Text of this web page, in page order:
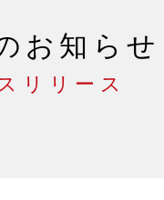
お知らせ
リリース